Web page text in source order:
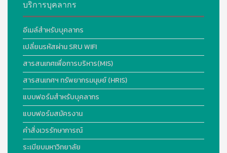
บริการบุคลากร
อีเมล์สำหรับบุคลากร
เปลี่ยนรหัสผ่าน SRU WIFI
สารสนเทศเพื่อการบริหาร(MIS)
สารสนเทศฯ ทรัพยากรมนุษย์ (HRIS)
แบบฟอร์มสำหรับบุคลากร
แบบฟอร์มสมัครงาน
คำสั่งเวรรักษาการณ์
ระเบียบมหาวิทยาลัย